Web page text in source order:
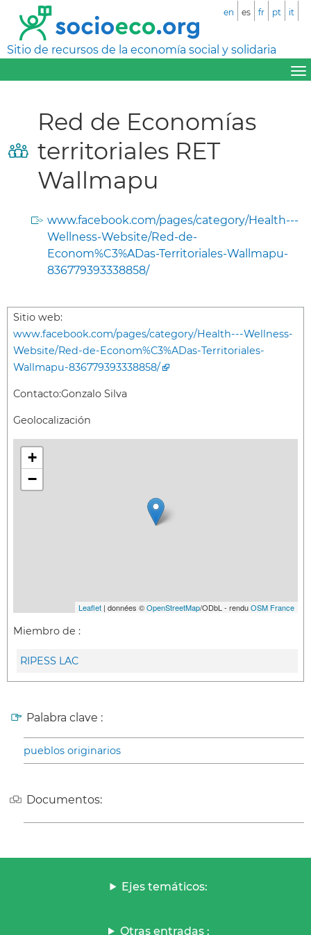
Sitio de recursos de la economía social y solidaria
en es fr pt it
Red de Economías
territoriales RET
Wallmapu
www.facebook.com/pages/category/Health---
Wellness-Website/Red-de-
Econom%C3%ADas-Territoriales-Wallmapu-
836779393338858/
Sitio web:
www.facebook.com/pages/category/Health---Wellness-
Website/Red-de-Econom%C3%ADas-Territoriales-
Wallmapu-836779393338858/
Contacto:Gonzalo Silva
Geolocalización
+
−
Leaflet | données ©OpenStreetMap/ODbL - renduOSM France
Miembro de :
RIPESS LAC
Palabra clave :
pueblos originarios
Documentos:
Ejes temáticos:
Otras entradas :